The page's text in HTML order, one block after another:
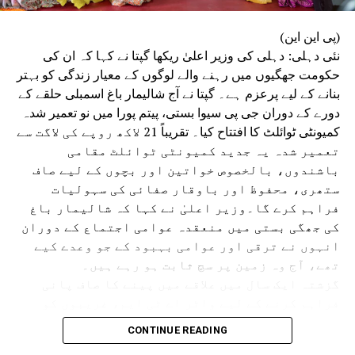
(پی این این)
نئی دہلی: دہلی کی وزیر اعلیٰ ریکھا گپتا نے کہا کہ ان کی
حکومت جھگیوں میں رہنے والے لوگوں کے معیار زندگی کو بہتر
بنانے کے لیے پرعزم ہے۔ گپتا نے آج شالیمار باغ اسمبلی حلقے کے
دورے کے دوران جی پی سیوا بستی، پیتم پورا میں نو تعمیر شدہ
کمیونٹی ٹوائلٹ کا افتتاح کیا۔ تقریباً 21 لاکھ روپے کی لاگت سے
تعمیر شدہ یہ جدید کمیونٹی ٹوائلٹ مقامی
باشندوں، بالخصوص خواتین اور بچوں کے لیے صاف
ستھری، محفوظ اور باوقار صفائی کی سہولیات
فراہم کرے گا۔وزیر اعلیٰ نے کہا کہ شالیمار باغ
کی جھگی بستی میں منعقدہ عوامی اجتماع کے دوران
انہوں نے ترقی اور عوامی بہبود کے جو وعدے کیے
تھے، آج وہ زمین پر سچ ثابت ہو رہے ہیں۔
سستا اور تغذیہ بخش کھانا فراہم کرنے کے لیے اٹل
کینٹین، پانی کی نئی پائپ لائن، سی سی ٹی وی
CONTINUE READING